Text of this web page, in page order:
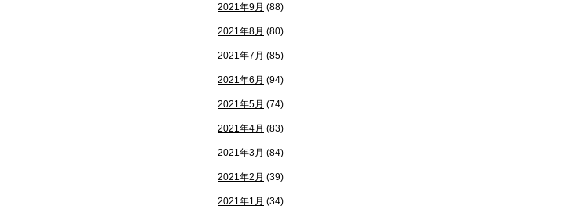
2021年9月 (88)
2021年8月 (80)
2021年7月 (85)
2021年6月 (94)
2021年5月 (74)
2021年4月 (83)
2021年3月 (84)
2021年2月 (39)
2021年1月 (34)